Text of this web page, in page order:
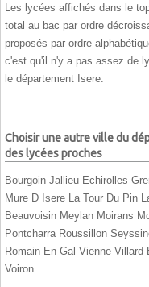
Les lycées affichés dans le
total au bac par ordre
proposés par ordre
c'est qu'il n'y a pas assez de
le département Isere.
Choisir une autre ville du
des lycées proches
Bourgoin Jallieu Echirolles
Mure D Isere
La Tour Du Pin
Beauvoisin Meylan Moirans
Pontcharra Roussillon
Romain En Gal Vienne Villard
Voiron